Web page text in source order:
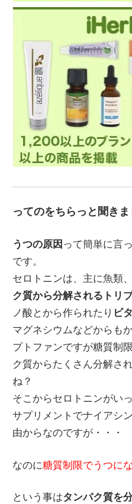
ってのをちらっと聞きま
うつの原因 って簡単に言
です。
セロトニンは、主に魚類
ク質から分解されるトリ
ノ酸とから作られたり ビ
マグネシウムなどからも
プトファンですが糖質制
ク質からたくさん分解さ
ね？
そこからセロトニンがい
サプリメントでナイアシ
由からなのですが・・・
なのに糖質制限でうつに
という事はタンパク質を